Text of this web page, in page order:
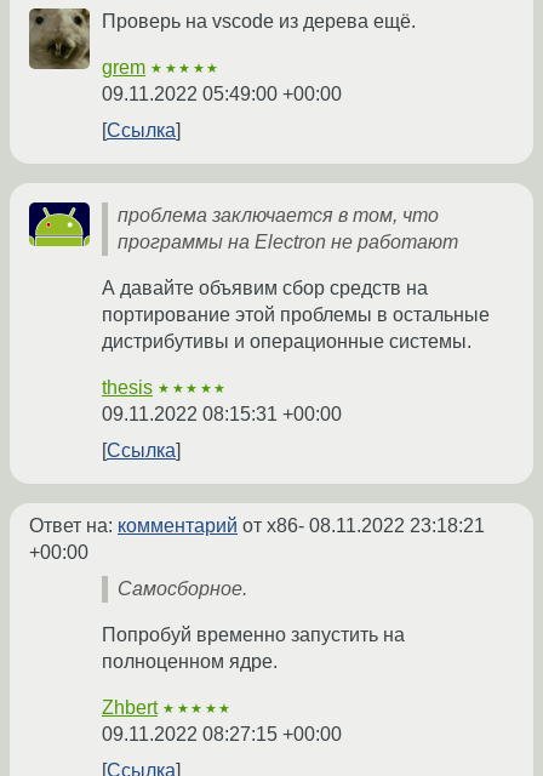
Проверь на vscode из дерева ещё.
grem ★★★★★
09.11.2022 05:49:00 +00:00
Ссылка
проблема заключается в том, что
программы на Electron не работают
А давайте объявим сбор средств на
портирование этой проблемы в остальные
дистрибутивы и операционные системы.
thesis ★★★★★
09.11.2022 08:15:31 +00:00
Ссылка
Ответ на: комментарий от x86- 08.11.2022 23:18:21
+00:00
Самосборное.
Попробуй временно запустить на
полноценном ядре.
Zhbert ★★★★★
09.11.2022 08:27:15 +00:00
Ссылка